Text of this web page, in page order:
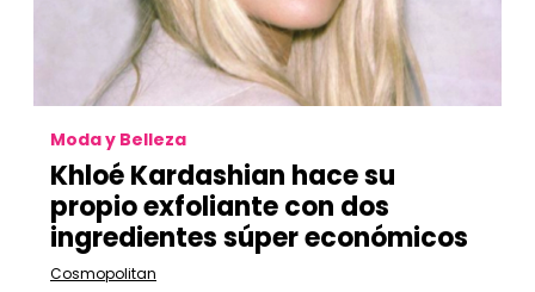
Moda y Belleza
Khloé Kardashian hace su
propio exfoliante con dos
ingredientes súper económicos
Cosmopolitan